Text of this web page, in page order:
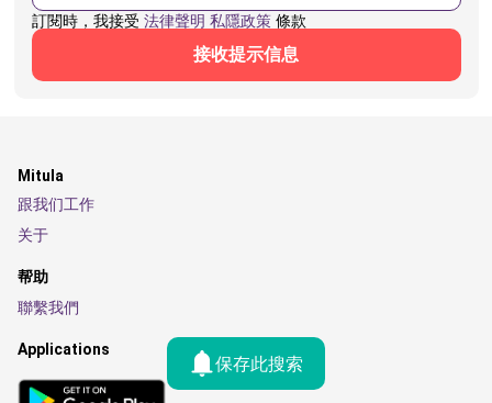
訂閱時，我接受 法律聲明 私隱政策條款
接收提示信息
保存此搜索
Mitula
跟我们工作
关于
帮助
聯繫我們
Applications